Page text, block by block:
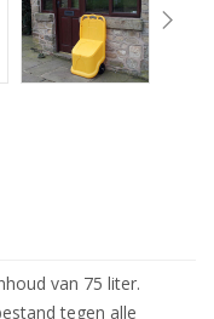
van 75 liter.
tegen alle